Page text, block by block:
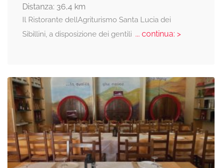
Distanza: 36,4 km
Il Ristorante dellAgriturismo Santa Lucia dei
Sibillini, a disposizione dei gentili ... continua: >